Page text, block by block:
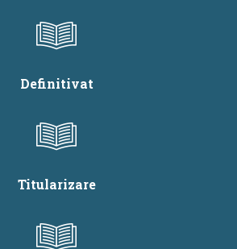
Definitivat
Titularizare